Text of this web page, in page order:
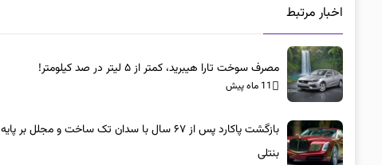
اخبار مرتبط
مصرف سوخت تارا هیبرید، کمتر از ۵ لیتر در صد کیلومتر!
11 ماه پیش
بازگشت پاکارد پس از ۶۷ سال با سدان تک ساخت و مجلل بر پایه
بنتلی